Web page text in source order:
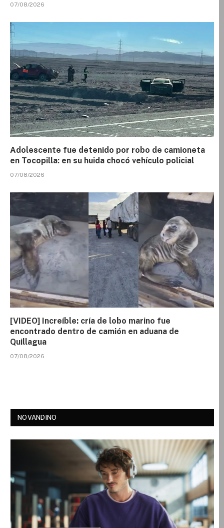
07/08/2026
Adolescente fue detenido por robo de camioneta
en Tocopilla: en su huida chocó vehículo policial
07/08/2026
[VIDEO] Increíble: cría de lobo marino fue
encontrado dentro de camión en aduana de
Quillagua
07/08/2026
NOVANDINO